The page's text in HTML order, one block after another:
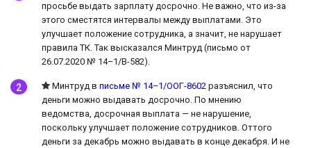
просьбе выдать зарплату досрочно. Не важно, что из-за
этого сместятся интервалы между выплатами. Это
улучшает положение сотрудника, а значит, не нарушает
правила ТК. Так высказался Минтруд (письмо от
26.07.2020 № 14–1/В-582).
Минтруд в письме № 14–1/ООГ-8602 разъяснил, что
деньги можно выдавать досрочно. По мнению
ведомства, досрочная выплата — не нарушение,
поскольку улучшает положение сотрудников. Оттого
деньги за декабрь можно выдавать в конце декабря. И не